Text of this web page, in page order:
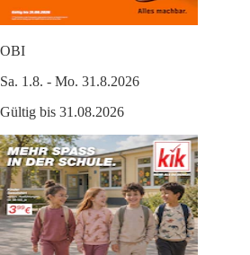
OBI
Sa. 1.8. - Mo. 31.8.2026
Gültig bis 31.08.2026